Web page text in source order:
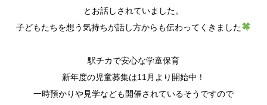
とお話しされていました。
子どもたちを想う気持ちが話し方からも伝わってくきました
駅チカで安心な学童保育
新年度の児童募集は11月より開始中！
一時預かりや見学なども開催されているそうですので